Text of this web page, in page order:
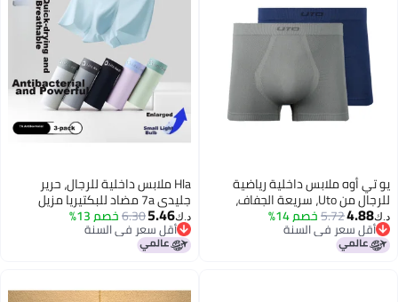
يو تي أوه ملابس داخلية رياضية
للرجال من Uto، سريعة الجفاف،
مضادة للبكتيريا، قابلة للتنفس،
مناسبة للجري والماراثون، بوكسر
بريف، 2 قطعة، رمادي غامق + أزرق
د.ك‏4.88
5.72خصم 14%
أقل سعر في السنة
أقل سعر في السنة
Hla ملابس داخلية للرجال، حرير
جليدي 7a مضاد للبكتيريا مزيل
للرطوبة سريع الجفاف، 3 قطع
د.ك‏5.46
6.30خصم 13%
أقل سعر في السنة
أقل سعر في السنة